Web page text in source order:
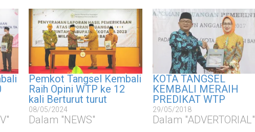
Pemkot Tangsel Kembali
Raih Opini WTP ke 12
kali Berturut turut
08/05/2024
Dalam "NEWS"
KOTA TANGSEL
KEMBALI MERAIH
PREDIKAT WTP
29/05/2018
Dalam "ADVERTORIAL"